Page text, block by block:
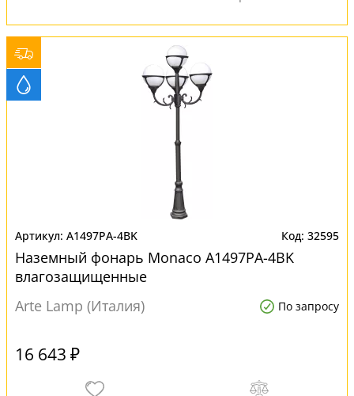
A1497PA-4BK 32595
Наземный фонарь Monaco A1497PA-4BK
влагозащищенные
Arte Lamp (Италия)
По запросу
16 643 ₽